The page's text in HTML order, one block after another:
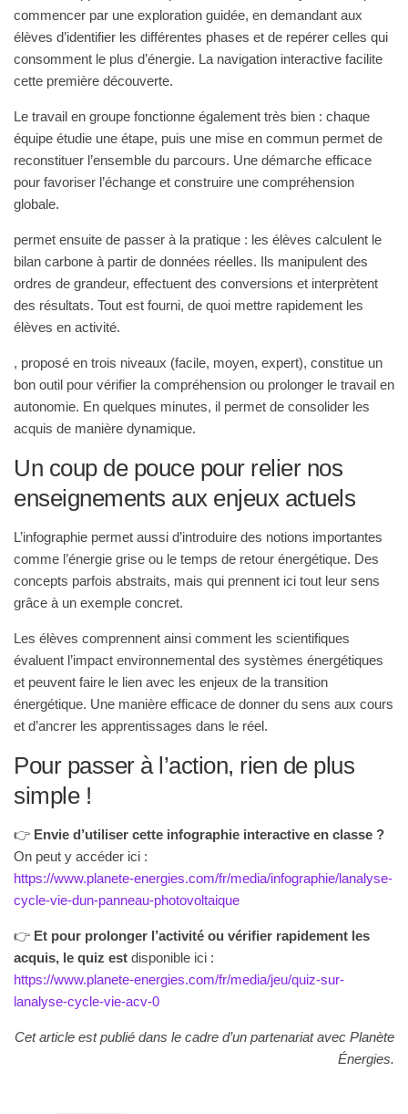
commencer par une exploration guidée, en demandant aux
élèves d’identifier les différentes phases et de repérer celles qui
consomment le plus d’énergie. La navigation interactive facilite
cette première découverte.
Le travail en groupe fonctionne également très bien : chaque
équipe étudie une étape, puis une mise en commun permet de
reconstituer l’ensemble du parcours. Une démarche efficace
pour favoriser l’échange et construire une compréhension
globale.
permet ensuite de passer à la pratique : les élèves calculent le
bilan carbone à partir de données réelles. Ils manipulent des
ordres de grandeur, effectuent des conversions et interprètent
des résultats. Tout est fourni, de quoi mettre rapidement les
élèves en activité.
, proposé en trois niveaux (facile, moyen, expert), constitue un
bon outil pour vérifier la compréhension ou prolonger le travail en
autonomie. En quelques minutes, il permet de consolider les
acquis de manière dynamique.
Un coup de pouce pour relier nos
enseignements aux enjeux actuels
L’infographie permet aussi d’introduire des notions importantes
comme l’énergie grise ou le temps de retour énergétique. Des
concepts parfois abstraits, mais qui prennent ici tout leur sens
grâce à un exemple concret.
Les élèves comprennent ainsi comment les scientifiques
évaluent l’impact environnemental des systèmes énergétiques
et peuvent faire le lien avec les enjeux de la transition
énergétique. Une manière efficace de donner du sens aux cours
et d’ancrer les apprentissages dans le réel.
Pour passer à l’action, rien de plus
simple !
👉 Envie d’utiliser cette infographie interactive en classe ?
On peut y accéder ici :
https://www.planete-energies.com/fr/media/infographie/lanalyse-
cycle-vie-dun-panneau-photovoltaique
👉 Et pour prolonger l’activité ou vérifier rapidement les
acquis, le quiz est disponible ici :
https://www.planete-energies.com/fr/media/jeu/quiz-sur-
lanalyse-cycle-vie-acv-0
Cet article est publié dans le cadre d’un partenariat avec Planète
Énergies.